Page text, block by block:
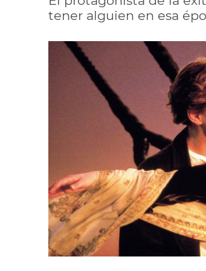
tener alguien en esa